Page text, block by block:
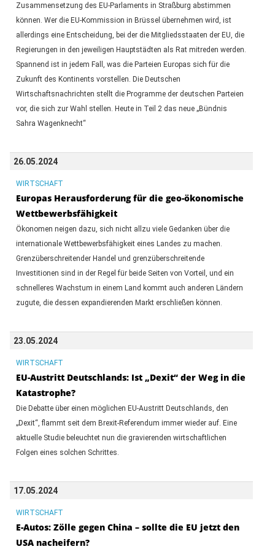
Zusammensetzung des EU-Parlaments in Straßburg abstimmen
können. Wer die EU-Kommission in Brüssel übernehmen wird, ist
allerdings eine Entscheidung, bei der die Mitgliedsstaaten der EU, die
Regierungen in den jeweiligen Hauptstädten als Rat mitreden werden.
Spannend ist in jedem Fall, was die Parteien Europas sich für die
Zukunft des Kontinents vorstellen. Die Deutschen
Wirtschaftsnachrichten stellt die Programme der deutschen Parteien
vor, die sich zur Wahl stellen. Heute in Teil 2 das neue „Bündnis
Sahra Wagenknecht“
26.05.2024
WIRTSCHAFT
Europas Herausforderung für die geo-ökonomische
Wettbewerbsfähigkeit
Ökonomen neigen dazu, sich nicht allzu viele Gedanken über die
internationale Wettbewerbsfähigkeit eines Landes zu machen.
Grenzüberschreitender Handel und grenzüberschreitende
Investitionen sind in der Regel für beide Seiten von Vorteil, und ein
schnelleres Wachstum in einem Land kommt auch anderen Ländern
zugute, die dessen expandierenden Markt erschließen können.
23.05.2024
WIRTSCHAFT
EU-Austritt Deutschlands: Ist „Dexit“ der Weg in die
Katastrophe?
Die Debatte über einen möglichen EU-Austritt Deutschlands, den
„Dexit“, flammt seit dem Brexit-Referendum immer wieder auf. Eine
aktuelle Studie beleuchtet nun die gravierenden wirtschaftlichen
Folgen eines solchen Schrittes.
17.05.2024
WIRTSCHAFT
E-Autos: Zölle gegen China – sollte die EU jetzt den
USA nacheifern?